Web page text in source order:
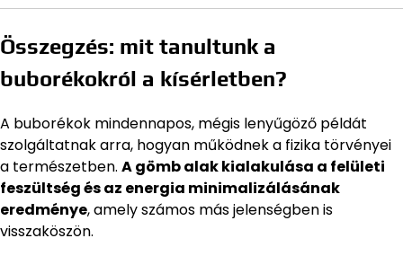
Összegzés: mit tanultunk a
buborékokról a kísérletben?
A buborékok mindennapos, mégis lenyűgöző példát
szolgáltatnak arra, hogyan működnek a fizika törvényei
a természetben. A gömb alak kialakulása a felületi
feszültség és az energia minimalizálásának
eredménye, amely számos más jelenségben is
visszaköszön.